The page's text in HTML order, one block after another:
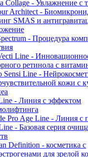
Collage - Увлажнение с
Architect -
SMAS и
- Процедура
Line -
ретинола с
Sensi Line -
кожи с
- Линия с эффектом
Pro Age Line - Линия с
- Базовая серия
Definition - косметика с
для зрелой